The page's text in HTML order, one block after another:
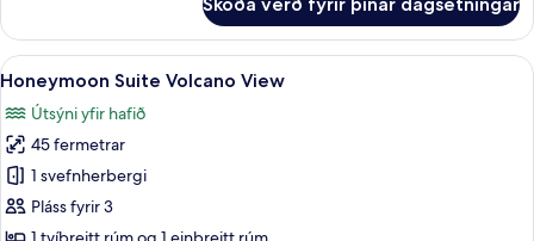
einbýlishús
sjávarsýn
Aegean)
Skoða
allar
myndir
fyrir
Honeymoon
Suite
Volcano
Honeymoon Suite Volcano View |
9
Honeymoon Suite Volcano View
Útsýni yfir hafið
45 fermetrar
1 svefnherbergi
Pláss fyrir 3